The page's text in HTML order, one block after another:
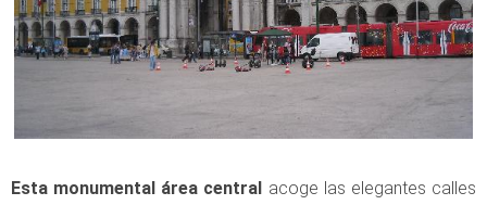
Esta monumental área central acoge las elegantes calles